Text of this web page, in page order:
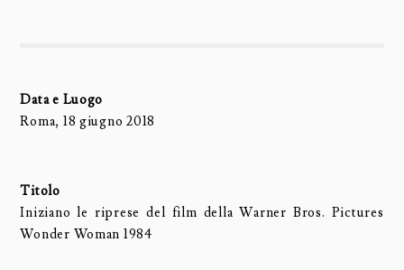
Data e Luogo
Roma, 18 giugno 2018
Titolo
Iniziano le riprese del film della Warner Bros. Pictures
Wonder Woman 1984